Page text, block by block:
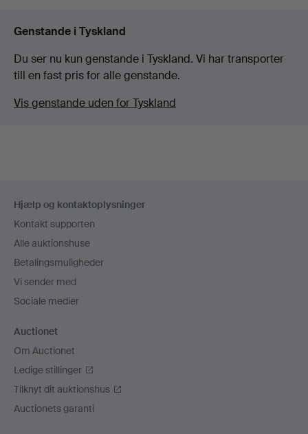
Genstande i Tyskland
Du ser nu kun genstande i Tyskland. Vi har transporter
till en fast pris for alle genstande.
Vis genstande uden for Tyskland
Hjælp og kontaktoplysninger
Kontakt supporten
Alle auktionshuse
Betalingsmuligheder
Vi sender med
Sociale medier
Auctionet
Om Auctionet
Ledige stillinger
Tilknyt dit auktionshus
Auctionets garanti